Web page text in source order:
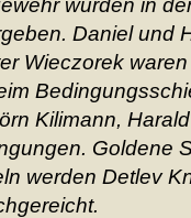
Daniel und
Wieczorek
Kilimann,
Goldene
werden Detlev